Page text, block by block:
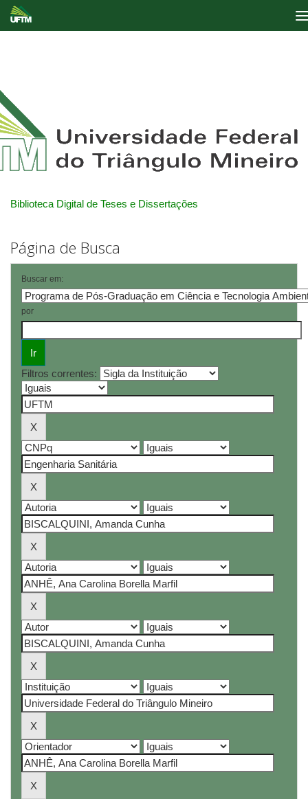
Biblioteca Digital de Teses e Dissertações
Página de Busca
Buscar em:
por
Filtros correntes: